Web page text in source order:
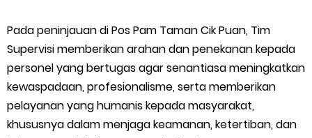
Pada peninjauan di Pos Pam Taman Cik Puan, Tim
Supervisi memberikan arahan dan penekanan kepada
personel yang bertugas agar senantiasa meningkatkan
kewaspadaan, profesionalisme, serta memberikan
pelayanan yang humanis kepada masyarakat,
khususnya dalam menjaga keamanan, ketertiban, dan